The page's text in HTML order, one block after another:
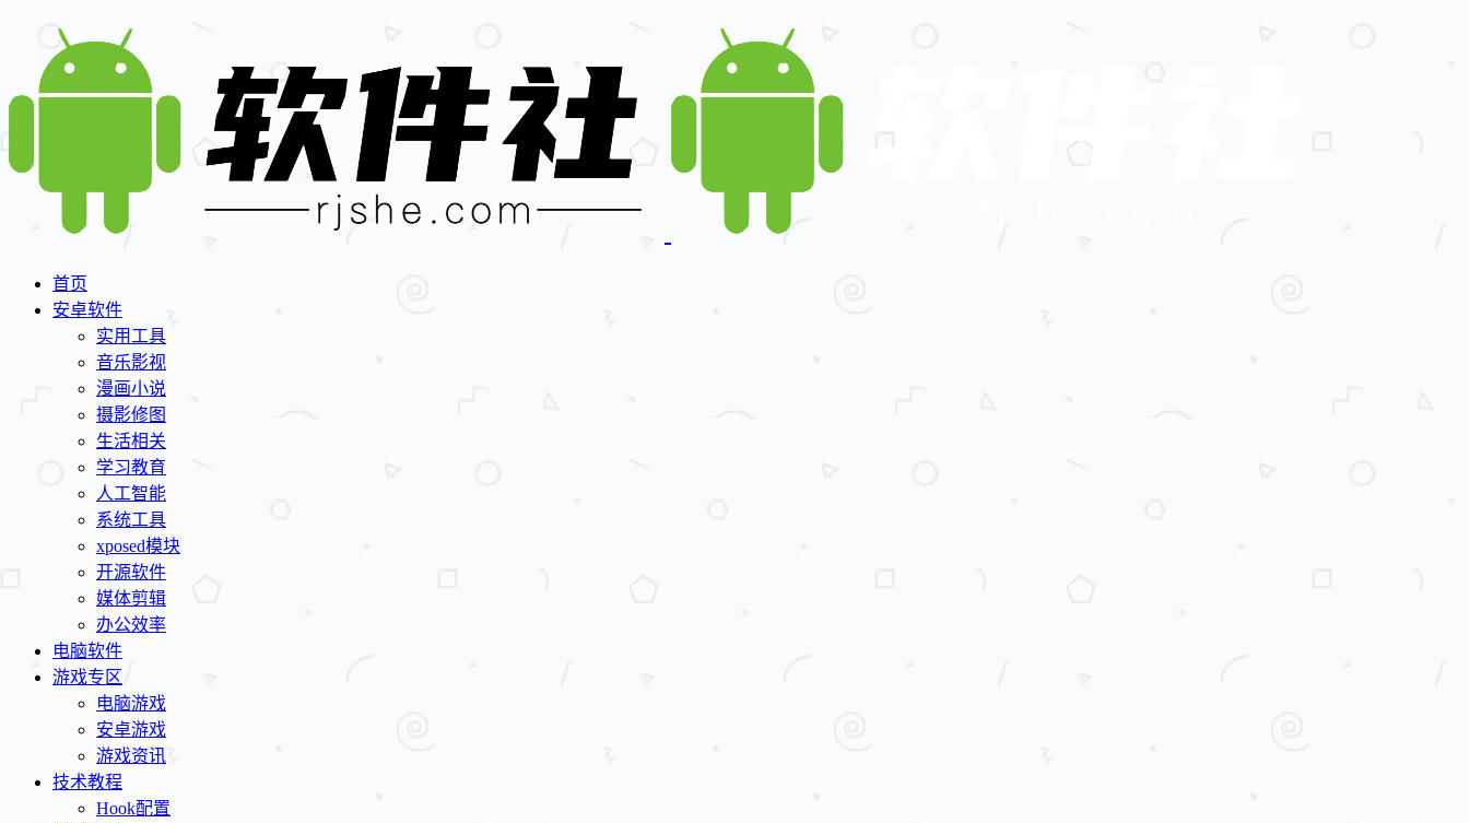
首页
安卓软件
实用工具
音乐影视
漫画小说
摄影修图
生活相关
学习教育
人工智能
系统工具
xposed模块
开源软件
媒体剪辑
办公效率
电脑软件
游戏专区
电脑游戏
安卓游戏
游戏资讯
技术教程
Hook配置